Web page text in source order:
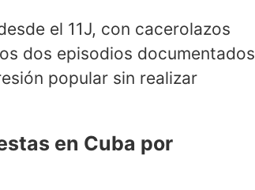
el 11J, con cacerolazos
dos episodios documentados
popular sin realizar
en Cuba por